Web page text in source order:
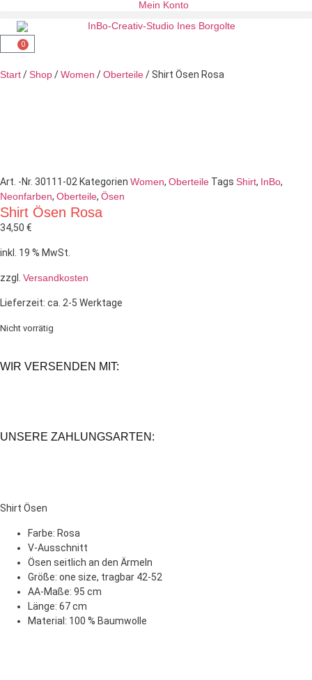
Mein Konto
0
Start/Shop/Women /Oberteile/ Shirt Ösen Rosa
Art. -Nr. 30111-02 Kategorien Women, Oberteile Tags Shirt, InBo,
Neonfarben, Oberteile, Ösen
Shirt Ösen Rosa
34,50 €
inkl. 19 % MwSt.
zzgl. Versandkosten
Lieferzeit: ca. 2-5 Werktage
Nicht vorrätig
WIR VERSENDEN MIT:
UNSERE ZAHLUNGSARTEN:
Shirt Ösen
Farbe: Rosa
V-Ausschnitt
Ösen seitlich an den Ärmeln
Größe: one size, tragbar 42-52
AA-Maße: 95 cm
Länge: 67 cm
Material: 100 % Baumwolle